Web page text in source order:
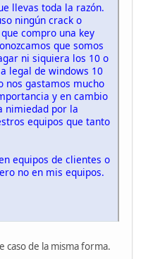
llevas toda la razón.
ningún crack o
compro una key
que somos
ni siquiera los 10 o
legal de windows 10
nos gastamos mucho
y en cambio
nimiedad por la
equipos que tanto
equipos de clientes o
no en mis equipos.
caso de la misma forma.